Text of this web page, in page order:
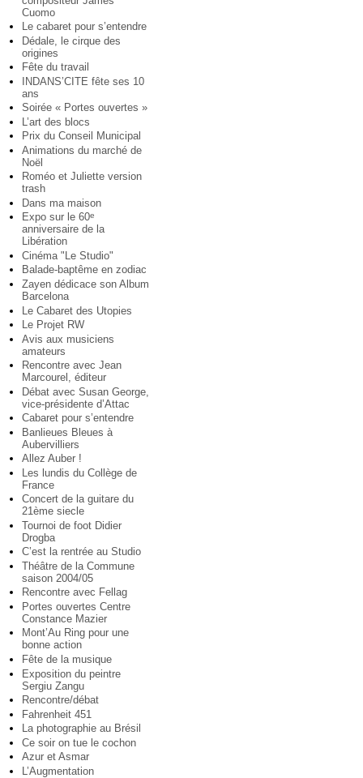
Cuomo
Le cabaret pour s’entendre
Dédale, le cirque des
origines
Fête du travail
INDANS’CITE fête ses 10
ans
Soirée « Portes ouvertes »
L’art des blocs
Prix du Conseil Municipal
Animations du marché de
Noël
Roméo et Juliette version
trash
Dans ma maison
Expo sur le 60e
anniversaire de la
Libération
Cinéma "Le Studio"
Balade-baptême en zodiac
Zayen dédicace son Album
Barcelona
Le Cabaret des Utopies
Le Projet RW
Avis aux musiciens
amateurs
Rencontre avec Jean
Marcourel, éditeur
Débat avec Susan George,
vice-présidente d’Attac
Cabaret pour s’entendre
Banlieues Bleues à
Aubervilliers
Allez Auber !
Les lundis du Collège de
France
Concert de la guitare du
21ème siecle
Tournoi de foot Didier
Drogba
C’est la rentrée au Studio
Théâtre de la Commune
saison 2004/05
Rencontre avec Fellag
Portes ouvertes Centre
Constance Mazier
Mont’Au Ring pour une
bonne action
Fête de la musique
Exposition du peintre
Sergiu Zangu
Rencontre/débat
Fahrenheit 451
La photographie au Brésil
Ce soir on tue le cochon
Azur et Asmar
L’Augmentation